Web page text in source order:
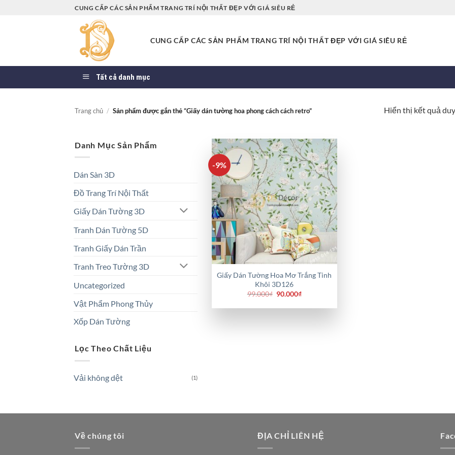
CUNG CẤP CÁC SẢN PHẨM TRANG TRÍ NỘI THẤT ĐẸP VỚI GIÁ SIÊU RẺ
CUNG CẤP CÁC SẢN PHẨM TRANG TRÍ NỘI THẤT ĐẸP VỚI GIÁ SIÊU RẺ
Tất cả danh mục
Trang chủ / Sản phẩm được gắn thẻ “Giấy dán tường hoa phong cách cách retro” Hiển thị kết quả
Danh Mục Sản Phẩm
Dán Sàn 3D
Đồ Trang Trí Nội Thất
Giấy Dán Tường 3D
Tranh Dán Tường 5D
Tranh Giấy Dán Trần
Tranh Treo Tường 3D
Uncategorized
Vật Phẩm Phong Thủy
Xốp Dán Tường
Lọc Theo Chất Liệu
Vải không dệt (1)
-9%
Giấy Dán Tường Hoa Mơ Trắng Tinh
Khôi 3D126
99.000₫ Giá
là:
90.000₫Giá
tại
Về chúng tôi ĐỊA CHỈ LIÊN HỆ